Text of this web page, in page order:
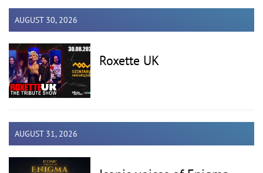
AUGUST 30, 2026
Roxette UK
AUGUST 31, 2026